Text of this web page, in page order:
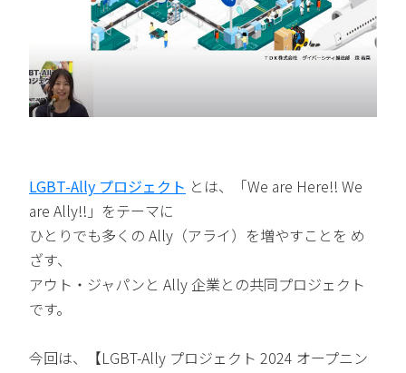
LGBT-Ally プロジェクト とは、「We are Here!! We
are Ally!!」をテーマに
ひとりでも多くの Ally（アライ）を増やすことを め
ざす、
アウト・ジャパンと Ally 企業との共同プロジェクト
です。
今回は、【LGBT-Ally プロジェクト 2024 オープニン